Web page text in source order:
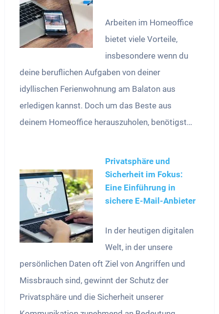
Arbeiten im Homeoffice
bietet viele Vorteile,
insbesondere wenn du
deine beruflichen Aufgaben von deiner
idyllischen Ferienwohnung am Balaton aus
erledigen kannst. Doch um das Beste aus
deinem Homeoffice herauszuholen, benötigst…
Privatsphäre und
Sicherheit im Fokus:
Eine Einführung in
sichere E-Mail-Anbieter
In der heutigen digitalen
Welt, in der unsere
persönlichen Daten oft Ziel von Angriffen und
Missbrauch sind, gewinnt der Schutz der
Privatsphäre und die Sicherheit unserer